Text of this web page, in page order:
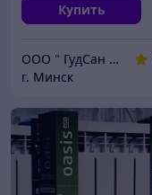
Купить
ООО " ГудСан " сантехника, отопление
г. Минск